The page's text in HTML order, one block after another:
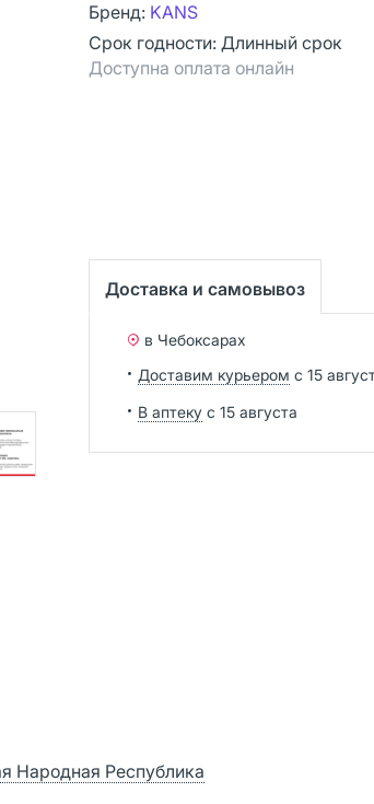
Бренд: KANS
Срок годности: Длинный срок
Доступна оплата онлайн
Доставка и самовывоз
в Чебоксарах
Доставим курьером с 15
В аптеку с 15 августа
Народная Республика